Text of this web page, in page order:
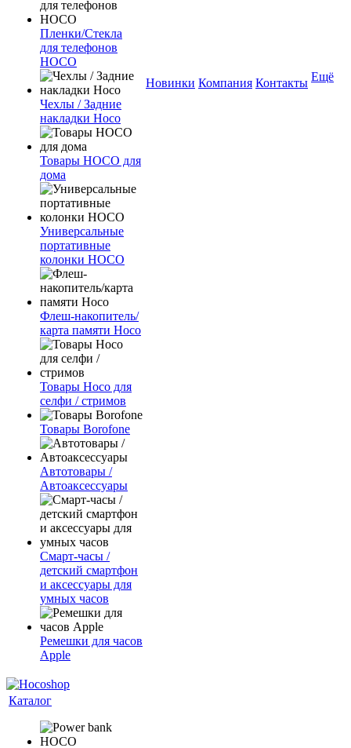
Пленки/Стекла
для телефонов
HOCO
Чехлы / Задние
накладки Hoco
Товары HOCO для
дома
Универсальные
портативные
колонки HOCO
Флеш-накопитель/
карта памяти Hoco
Товары Hoco для
селфи / стримов
Товары Borofone
Автотовары /
Автоаксессуары
Смарт-часы /
детский смартфон
и аксессуары для
умных часов
Ремешки для часов
Apple
Новинки Компания Контакты Ещё
Каталог